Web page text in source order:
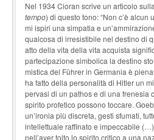
Nel 1934 Cioran scrive un articolo
tempo) di questo tono: “Non c’è
mi ispiri una simpatia e
qualcosa di irresistibile nel destino di
atto della vita della vita acquista
partecipazione simbolica la destino
mistica del Führer in Germania è
ha fatto della personalità di Hitler un
pervasi di un pathos e di una frenesia
spirito profetico possono toccare.
un’ironia più discreta, gesti sfumati,
intellettuale raffinato e impeccabile
nell’aver tolto lo spirito critico a una